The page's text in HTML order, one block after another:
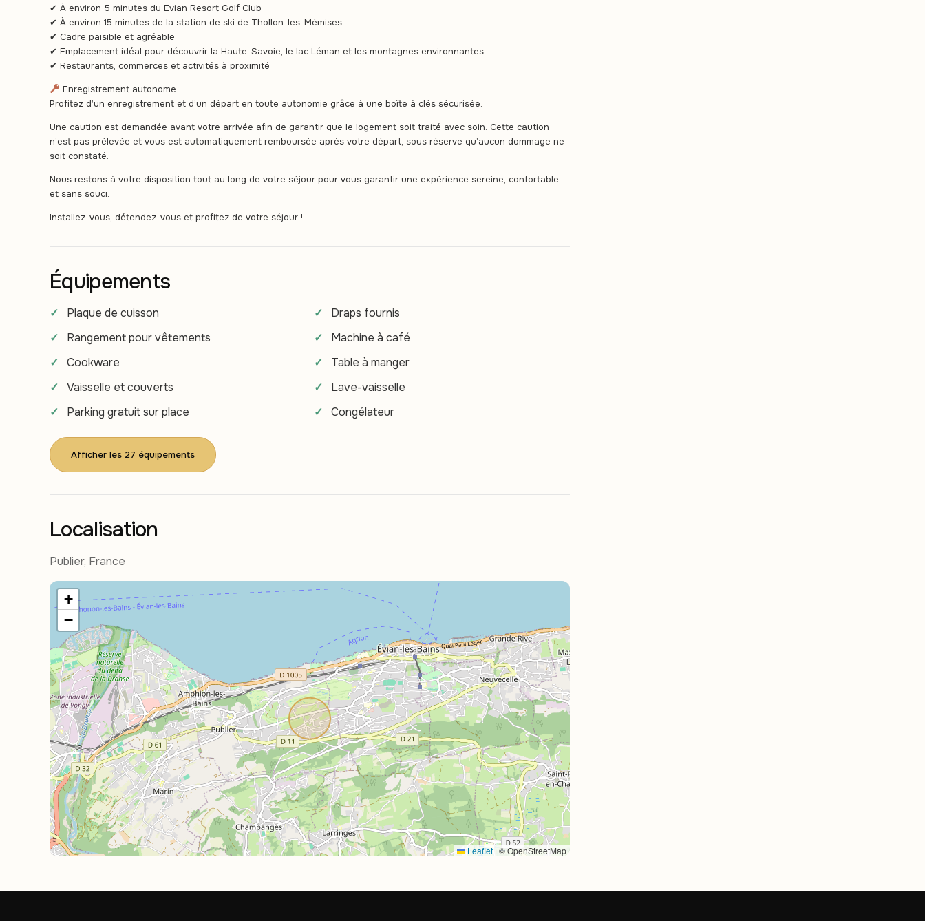
✔ À environ 5 minutes du Evian Resort Golf Club
✔ À environ 15 minutes de la station de ski de Thollon-les-Mémises
✔ Cadre paisible et agréable
✔ Emplacement idéal pour découvrir la Haute-Savoie, le lac Léman et les montagnes environnantes
✔ Restaurants, commerces et activités à proximité
Enregistrement autonome
Profitez d’un enregistrement et d’un départ en toute autonomie grâce à une boîte à clés sécurisée.
Une caution est demandée avant votre arrivée afin de garantir que le logement soit traité avec soin. Cette caution
n’est pas prélevée et vous est automatiquement remboursée après votre départ, sous réserve qu’aucun dommage ne
soit constaté.
Nous restons à votre disposition tout au long de votre séjour pour vous garantir une expérience sereine, confortable
et sans souci.
Installez-vous, détendez-vous et profitez de votre séjour !
Équipements
Plaque de cuisson
Draps fournis
Rangement pour vêtements
Machine à café
Cookware
Table à manger
Vaisselle et couverts
Lave-vaisselle
Parking gratuit sur place
Congélateur
Afficher les 27 équipements
Localisation
Publier, France
+
−
Leaflet | © OpenStreetMap